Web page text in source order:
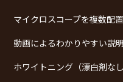
マイクロスコープを複数配置
動画によるわかりやすい説明
ホワイトニング（漂白剤な